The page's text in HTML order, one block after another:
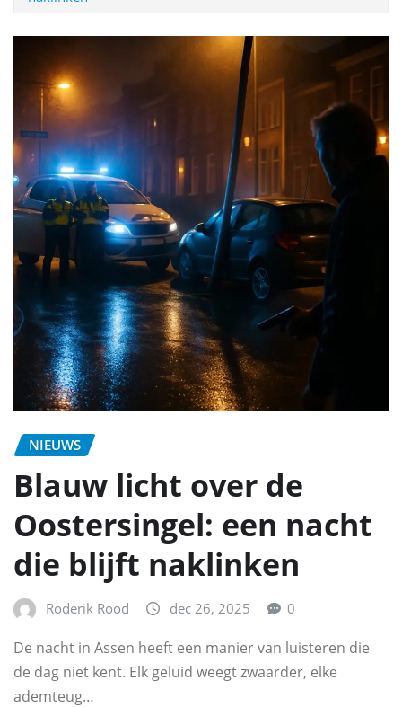
NIEUWS
Blauw licht over de
Oostersingel: een nacht
die blijft naklinken
Roderik Rood dec 26, 2025 0
De nacht in Assen heeft een manier van luisteren die
de dag niet kent. Elk geluid weegt zwaarder, elke
ademteug…